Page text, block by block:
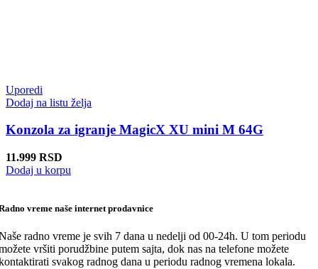
Uporedi
Dodaj na listu želja
Konzola za igranje MagicX XU mini M 64G
11.999 RSD
Dodaj u korpu
vreme naše internet prodavnice
radno vreme je svih 7 dana u nedelji od 00-24h. U tom periodu
vršiti porudžbine putem sajta, dok nas na telefone možete
svakog radnog dana u periodu radnog vremena lokala.